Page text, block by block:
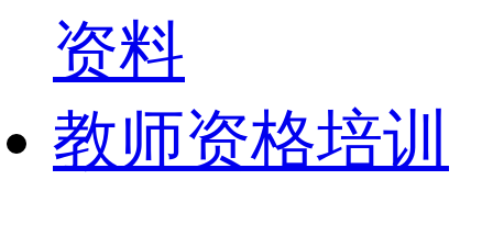
资料
教师资格培训